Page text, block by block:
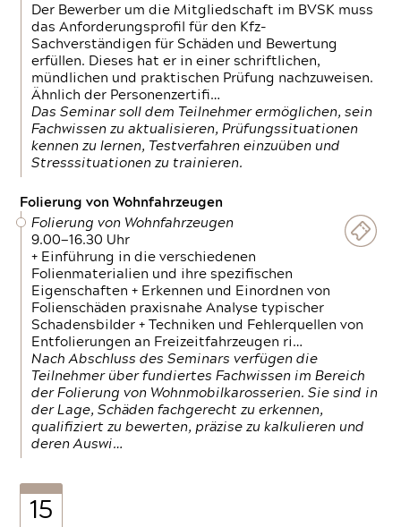
Der Bewerber um die Mitgliedschaft im BVSK muss
das Anforderungsprofil für den Kfz-
Sachverständigen für Schäden und Bewertung
erfüllen. Dieses hat er in einer schriftlichen,
mündlichen und praktischen Prüfung nachzuweisen.
Ähnlich der Personenzertifi…
Das Seminar soll dem Teilnehmer ermöglichen, sein
Fachwissen zu aktualisieren, Prüfungssituationen
kennen zu lernen, Testverfahren einzuüben und
Stresssituationen zu trainieren.
Folierung von Wohnfahrzeugen
Folierung von Wohnfahrzeugen
9.00—16.30 Uhr
+ Einführung in die verschiedenen
Folienmaterialien und ihre spezifischen
Eigenschaften + Erkennen und Einordnen von
Folienschäden praxisnahe Analyse typischer
Schadensbilder + Techniken und Fehlerquellen von
Entfolierungen an Freizeitfahrzeugen ri…
Nach Abschluss des Seminars verfügen die
Teilnehmer über fundiertes Fachwissen im Bereich
der Folierung von Wohnmobilkarosserien. Sie sind in
der Lage, Schäden fachgerecht zu erkennen,
qualifiziert zu bewerten, präzise zu kalkulieren und
deren Auswi…
15